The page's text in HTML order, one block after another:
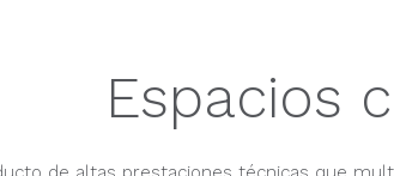
Espacios